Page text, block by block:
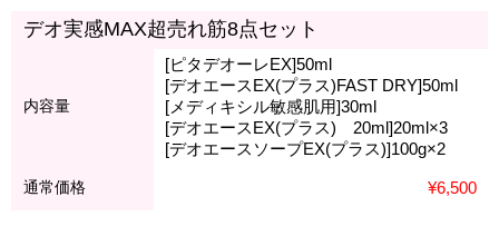
デオ実感MAX超売れ筋8点セット
内容量
[ピタデオーレEX]50ml
[デオエースEX(プラス)FAST DRY]50ml
[メディキシル敏感肌用]30ml
[デオエースEX(プラス) 20ml]20ml×3
[デオエースソープEX(プラス)]100g×2
通常価格 ¥6,500